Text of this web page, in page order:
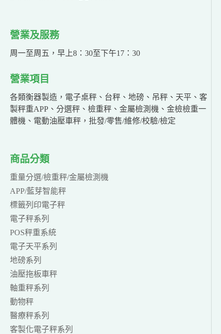
營業及服務
周一至周五，早上8：30至下午17：30
營業項目
各類衡器製造，電子桌秤、台秤、地磅、吊秤、天平、客
製秤重APP、分選秤、檢重秤、金屬檢測機、金檢檢重一
體機、電動油壓車秤，批發/零售/維修/校驗/檢定
商品分類
重量分選/檢重秤/金屬檢測機
APP/藍芽智能秤
標籤列印電子秤
電子秤系列
POS秤重系統
電子天平系列
地磅系列
油壓拖板車秤
軸重秤系列
動物秤
醫療秤系列
客製化電子秤系列